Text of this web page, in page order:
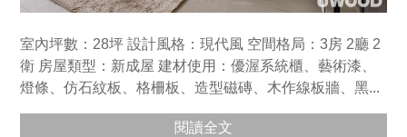
室內坪數：28坪 設計風格：現代風 空間格局：3房 2廳 2
衛 房屋類型：新成屋 建材使用：優渥系統櫃、藝術漆、
燈條、仿石紋板、格柵板、造型磁磚、木作線板牆、黑...
閱讀全文